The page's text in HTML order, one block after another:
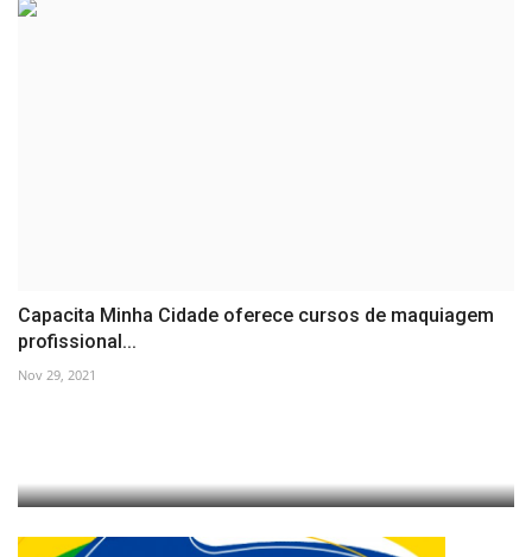
Capacita Minha Cidade oferece cursos de maquiagem
profissional...
Nov 29, 2021